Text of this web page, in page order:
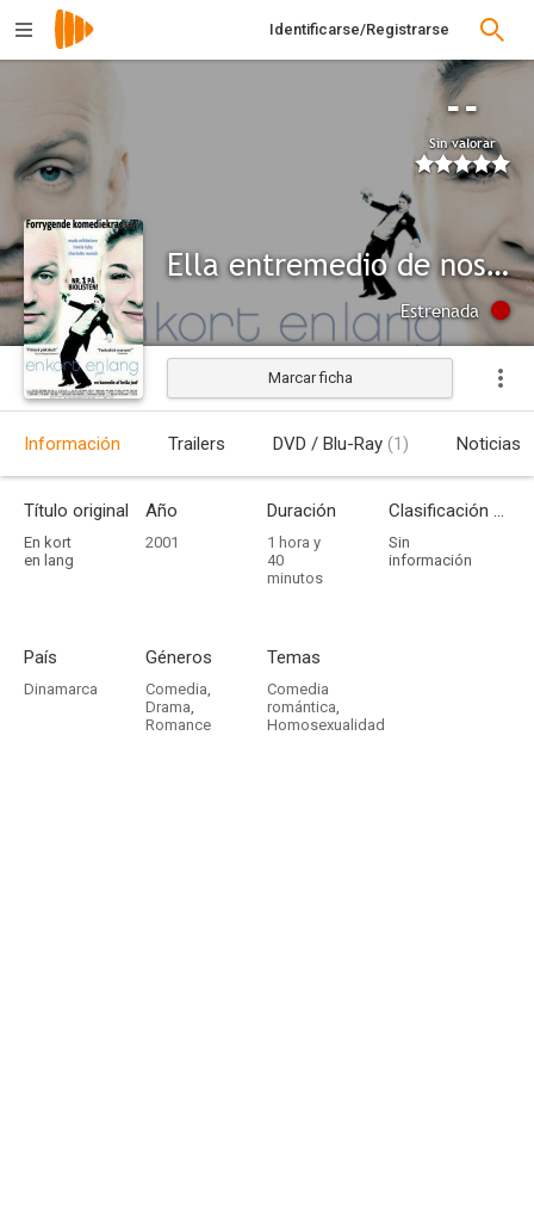
Identificarse/Registrarse
--
Sin valorar
Ella entremedio de nosotros
Estrenada
Marcar ficha
Información Trailers DVD / Blu-Ray (1) Noticias
Título original
En kort
en lang
Año
2001
Duración
1 hora y
40
minutos
Clasificación por edades
Sin
información
País
Dinamarca
Géneros
Comedia,
Drama,
Romance
Temas
Comedia
romántica,
Homosexualidad